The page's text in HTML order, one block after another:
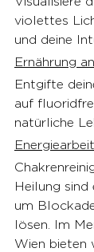
violettes
und deine
Ernährung
Entgifte
auf
natürliche
Energiearbeit
Heilung
um
lösen. Im
Wien bieten